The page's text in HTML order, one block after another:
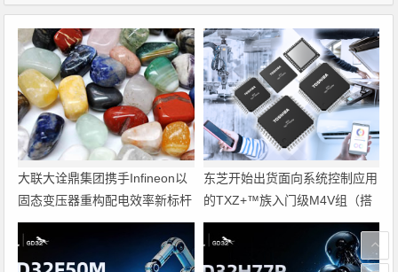
大联大诠鼎集团携手Infineon以
固态变压器重构配电效率新标杆
东芝开始出货面向系统控制应用
的TXZ+™族入门级M4V组（搭
载Arm Cortex‑M4内核的标准微
控制器）工程样品